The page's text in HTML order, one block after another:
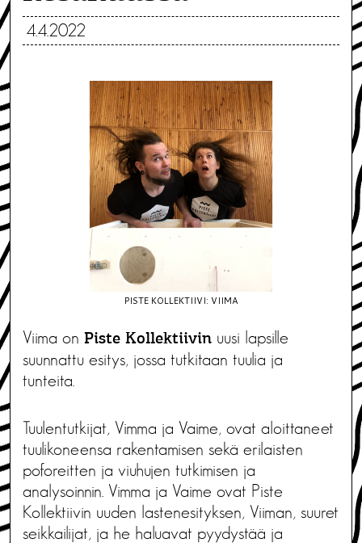
4.4.2022
PISTE KOLLEKTIIVI: VIIMA
Viima on Piste Kollektiivin uusi lapsille
suunnattu esitys, jossa tutkitaan tuulia ja
tunteita.
Tuulentutkijat, Vimma ja Vaime, ovat aloittaneet
tuulikoneensa rakentamisen sekä erilaisten
poforeitten ja viuhujen tutkimisen ja
analysoinnin. Vimma ja Vaime ovat Piste
Kollektiivin uuden lastenesityksen, Viiman, suuret
seikkailijat, ja he haluavat pyydystää ja